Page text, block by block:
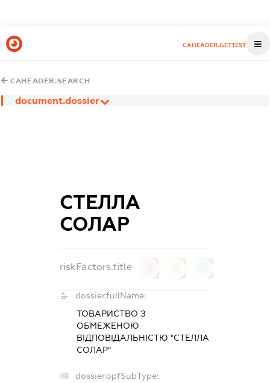
CAHEADER.GETTEST
CAHEADER.SEARCH
document.dossier
СТЕЛЛА
СОЛАР
riskFactors.title
dossier.fullName:
ТОВАРИСТВО З
ОБМЕЖЕНОЮ
ВІДПОВІДАЛЬНІСТЮ "СТЕЛЛА
СОЛАР"
dossier.opfSubType: